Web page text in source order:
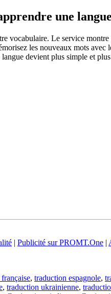
une langue
vocabulaire. Le service
les nouveaux mots
devient plus simple et
| Publicité sur PROMT.One |
, traduction espagnole,
, traduction ukrainienne,